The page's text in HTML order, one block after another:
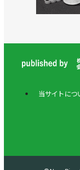
当サイトにつ